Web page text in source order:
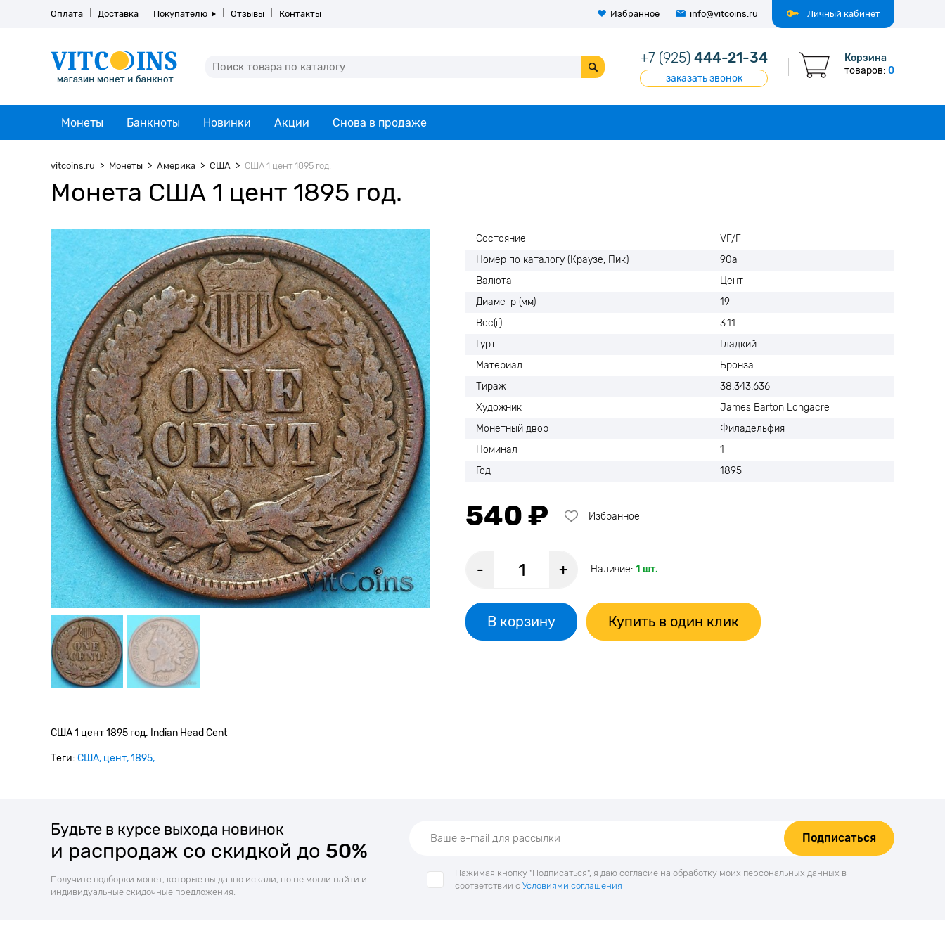
Личный кабинет
Оплата Доставка Покупателю Отзывы Контакты Избранное info@vitcoins.ru
+7 (925) 444-21-34
заказать звонок
Корзина
товаров: 0
Монеты Банкноты Новинки Акции Снова в продаже
vitcoins.ru Монеты Америка США США 1 цент 1895 год.
Монета США 1 цент 1895 год.
Состояние
VF/F
Номер по каталогу (Краузе, Пик)
90а
Валюта
Цент
Диаметр (мм)
19
Вес(г)
3.11
Гурт
Гладкий
Материал
Бронза
Тираж
38.343.636
Художник
James Barton Longacre
Монетный двор
Филадельфия
Номинал
1
Год
1895
540 ₽ Избранное
- + Наличие: 1 шт.
В корзину Купить в один клик
США 1 цент 1895 год. Indian Head Cent
Теги: США цент 1895
Будьте в курсе выхода новинок
и распродаж со скидкой до 50%
Получите подборки монет, которые вы давно искали, но не могли найти и
индивидуальные скидочные предложения.
Подписаться
Нажимая кнопку "Подписаться", я даю согласие на обработку моих персональных данных в
соответствии с Условиями соглашения